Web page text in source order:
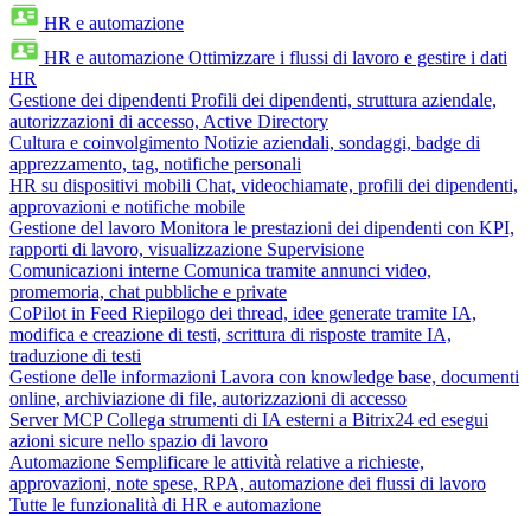
HR e automazione
HR e automazione Ottimizzare i flussi di lavoro e gestire i dati
HR
Gestione dei dipendenti Profili dei dipendenti, struttura aziendale,
autorizzazioni di accesso, Active Directory
Cultura e coinvolgimento Notizie aziendali, sondaggi, badge di
apprezzamento, tag, notifiche personali
HR su dispositivi mobili Chat, videochiamate, profili dei dipendenti,
approvazioni e notifiche mobile
Gestione del lavoro Monitora le prestazioni dei dipendenti con KPI,
rapporti di lavoro, visualizzazione Supervisione
Comunicazioni interne Comunica tramite annunci video,
promemoria, chat pubbliche e private
CoPilot in Feed Riepilogo dei thread, idee generate tramite IA,
modifica e creazione di testi, scrittura di risposte tramite IA,
traduzione di testi
Gestione delle informazioni Lavora con knowledge base, documenti
online, archiviazione di file, autorizzazioni di accesso
Server MCP Collega strumenti di IA esterni a Bitrix24 ed esegui
azioni sicure nello spazio di lavoro
Automazione Semplificare le attività relative a richieste,
approvazioni, note spese, RPA, automazione dei flussi di lavoro
Tutte le funzionalità di HR e automazione